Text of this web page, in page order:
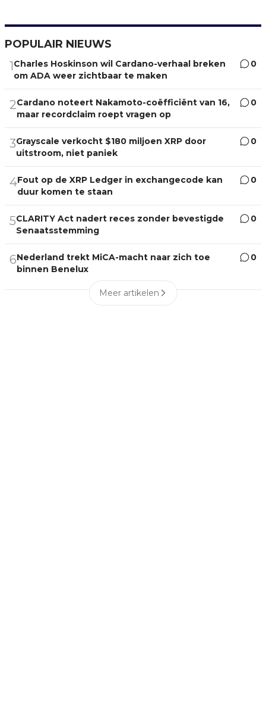
POPULAIR NIEUWS
1Charles Hoskinson wil Cardano-verhaal breken
om ADA weer zichtbaar te maken
0
2Cardano noteert Nakamoto-coëfficiënt van 16,
maar recordclaim roept vragen op
0
3Grayscale verkocht $180 miljoen XRP door
uitstroom, niet paniek
0
4Fout op de XRP Ledger in exchangecode kan
duur komen te staan
0
5CLARITY Act nadert reces zonder bevestigde
Senaatsstemming
0
6Nederland trekt MiCA-macht naar zich toe
binnen Benelux
0
Meer artikelen